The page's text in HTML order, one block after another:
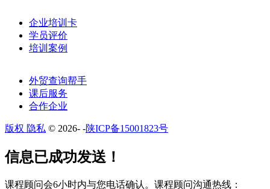
企业培训卡
学员评价
培训案例
外贸查询帮手
课后服务
合作企业
版权 隐私 © 2026- -陕ICP备15001823号
​​信息已成功发送！
课程顾问会6小时内与您电话确认。​课程顾问沟通热线：